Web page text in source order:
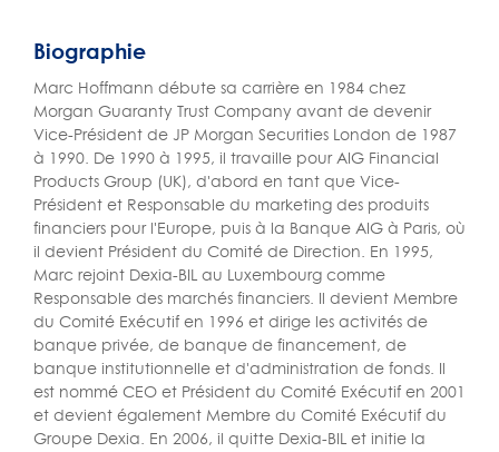
Biographie
Marc Hoffmann débute sa carrière en 1984 chez
Morgan Guaranty Trust Company avant de devenir
Vice-Président de JP Morgan Securities London de 1987
à 1990. De 1990 à 1995, il travaille pour AIG Financial
Products Group (UK), d'abord en tant que Vice-
Président et Responsable du marketing des produits
financiers pour l'Europe, puis à la Banque AIG à Paris, où
il devient Président du Comité de Direction. En 1995,
Marc rejoint Dexia-BIL au Luxembourg comme
Responsable des marchés financiers. Il devient Membre
du Comité Exécutif en 1996 et dirige les activités de
banque privée, de banque de financement, de
banque institutionnelle et d'administration de fonds. Il
est nommé CEO et Président du Comité Exécutif en 2001
et devient également Membre du Comité Exécutif du
Groupe Dexia. En 2006, il quitte Dexia-BIL et initie la